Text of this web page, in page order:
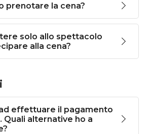
prenotare la cena?
solo allo spettacolo
alla cena?
effettuare il pagamento
Quali alternative ho a